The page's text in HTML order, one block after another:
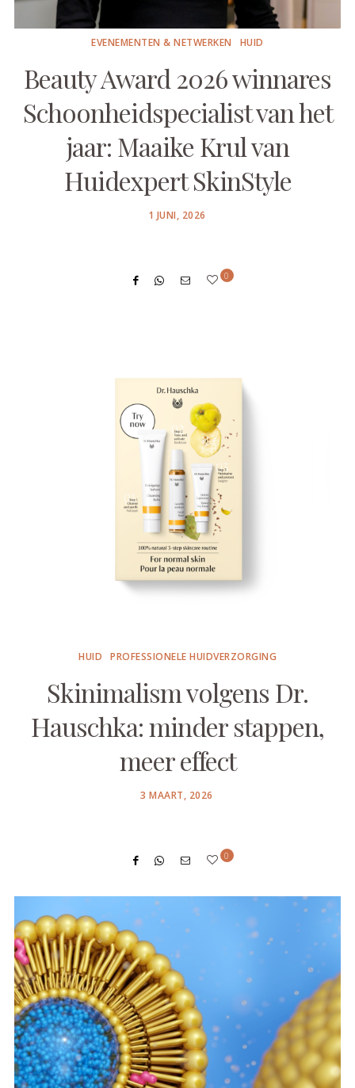
EVENEMENTEN & NETWERKEN HUID
Beauty Award 2026 winnares
Schoonheidspecialist van het
jaar: Maaike Krul van
Huidexpert SkinStyle
POSTED
1 JUNI, 2026
0
HUID PROFESSIONELE HUIDVERZORGING
Skinimalism volgens Dr.
Hauschka: minder stappen,
meer effect
POSTED
3 MAART, 2026
0